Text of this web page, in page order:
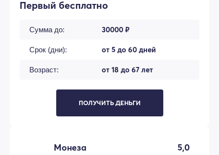
Первый бесплатно
Сумма до: 30000 ₽
Срок (дни): от 5 до 60 дней
Возраст: от 18 до 67 лет
ПОЛУЧИТЬ ДЕНЬГИ
Монеза 5,0